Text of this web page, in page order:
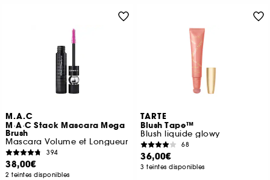
M.A.C
M·A·C Stack Mascara Mega
Brush
Mascara Volume et Longueur
394
38,00€
2 teintes disponibles
TARTE
Blush Tape™
Blush liquide glowy
68
36,00€
3 teintes disponibles